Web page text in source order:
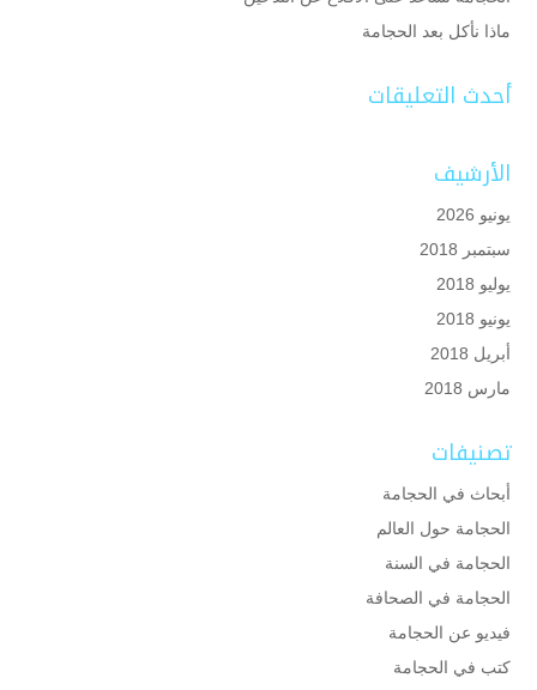
ماذا نأكل بعد الحجامة
أحدث التعليقات
الأرشيف
يونيو 2026
سبتمبر 2018
يوليو 2018
يونيو 2018
أبريل 2018
مارس 2018
تصنيفات
أبحاث في الحجامة
الحجامة حول العالم
الحجامة في السنة
الحجامة في الصحافة
فيديو عن الحجامة
كتب في الحجامة